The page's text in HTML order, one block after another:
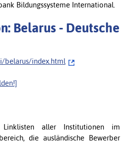
Bildungssysteme International.
Belarus - Deutsche
belarus/index.html
aller Institutionen im
die ausländische Bewerber